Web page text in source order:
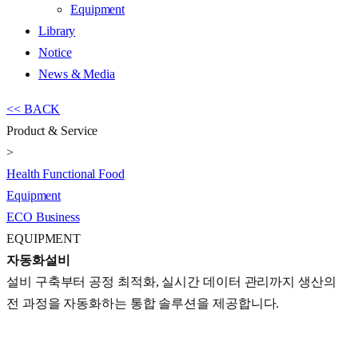
Equipment
Library
Notice
News & Media
<< BACK
Product & Service
>
Health Functional Food
Equipment
ECO Business
EQUIPMENT
자동화설비
설비 구축부터 공정 최적화, 실시간 데이터 관리까지 생산의
전 과정을 자동화하는 통합 솔루션을 제공합니다.